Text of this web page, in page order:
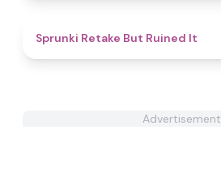
Sprunki Retake But Ruined It
Advertisement